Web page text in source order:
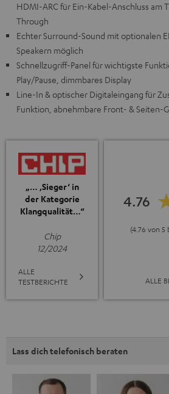
HDMI-ARC für Ein-Kabel-Anschluss am
Through
Echter Surround-Sound mit optionalen
Speakern möglich
Schnellzugriff-Panel für wichtigste
Play/Pause, dimmbares Display
Line-In & optischer Digitaleingang für
Funktion, abnehmbare Front- & Seiten-
„… ‚Sieger‘ in
der Kategorie
Klangqualität…“
Chip
12/2024
ALLE
TESTBERICHTE
4.76
(4.76 von
ALLE
Lass dich telefonisch beraten